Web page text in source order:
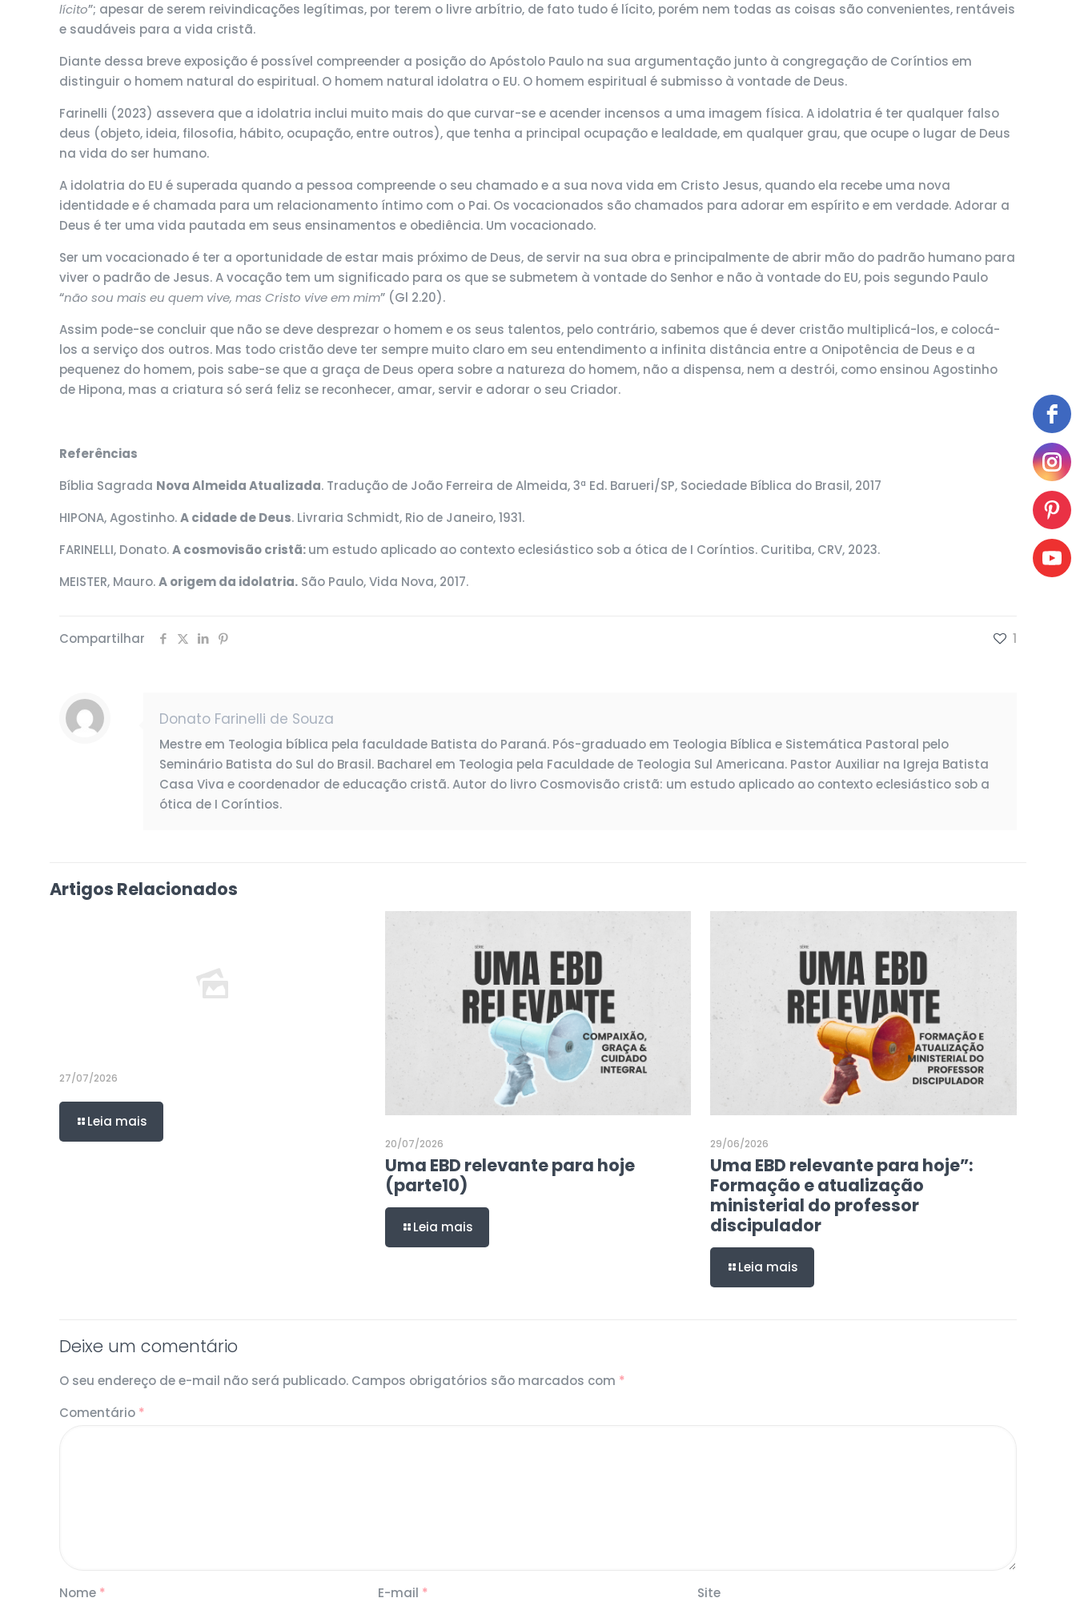
lícito”; apesar de serem reivindicações legítimas, por terem o livre arbítrio, de fato tudo é lícito, porém nem todas as coisas são convenientes, rentáveis
e saudáveis para a vida cristã.
Diante dessa breve exposição é possível compreender a posição do Apóstolo Paulo na sua argumentação junto à congregação de Coríntios em
distinguir o homem natural do espiritual. O homem natural idolatra o EU. O homem espiritual é submisso à vontade de Deus.
Farinelli (2023) assevera que a idolatria inclui muito mais do que curvar-se e acender incensos a uma imagem física. A idolatria é ter qualquer falso
deus (objeto, ideia, filosofia, hábito, ocupação, entre outros), que tenha a principal ocupação e lealdade, em qualquer grau, que ocupe o lugar de Deus
na vida do ser humano.
A idolatria do EU é superada quando a pessoa compreende o seu chamado e a sua nova vida em Cristo Jesus, quando ela recebe uma nova
identidade e é chamada para um relacionamento íntimo com o Pai. Os vocacionados são chamados para adorar em espírito e em verdade. Adorar a
Deus é ter uma vida pautada em seus ensinamentos e obediência. Um vocacionado.
Ser um vocacionado é ter a oportunidade de estar mais próximo de Deus, de servir na sua obra e principalmente de abrir mão do padrão humano para
viver o padrão de Jesus. A vocação tem um significado para os que se submetem à vontade do Senhor e não à vontade do EU, pois segundo Paulo
“não sou mais eu quem vive, mas Cristo vive em mim” (Gl 2.20).
Assim pode-se concluir que não se deve desprezar o homem e os seus talentos, pelo contrário, sabemos que é dever cristão multiplicá-los, e colocá-
los a serviço dos outros. Mas todo cristão deve ter sempre muito claro em seu entendimento a infinita distância entre a Onipotência de Deus e a
pequenez do homem, pois sabe-se que a graça de Deus opera sobre a natureza do homem, não a dispensa, nem a destrói, como ensinou Agostinho
de Hipona, mas a criatura só será feliz se reconhecer, amar, servir e adorar o seu Criador.
Referências
Bíblia Sagrada Nova Almeida Atualizada. Tradução de João Ferreira de Almeida, 3ª Ed. Barueri/SP, Sociedade Bíblica do Brasil, 2017
HIPONA, Agostinho.A cidade de Deus. Livraria Schmidt, Rio de Janeiro, 1931.
FARINELLI, Donato.A cosmovisão cristã:um estudo aplicado ao contexto eclesiástico sob a ótica de I Coríntios. Curitiba, CRV, 2023.
MEISTER, Mauro.A origem da idolatria. São Paulo, Vida Nova, 2017.
Compartilhar 1
Donato Farinelli de Souza
Mestre em Teologia bíblica pela faculdade Batista do Paraná. Pós-graduado em Teologia Bíblica e Sistemática Pastoral pelo
Seminário Batista do Sul do Brasil. Bacharel em Teologia pela Faculdade de Teologia Sul Americana. Pastor Auxiliar na Igreja Batista
Casa Viva e coordenador de educação cristã. Autor do livro Cosmovisão cristã: um estudo aplicado ao contexto eclesiástico sob a
ótica de I Coríntios.
Artigos Relacionados
27/07/2026
Leia mais
20/07/2026
Uma EBD relevante para hoje
(parte10)
Leia mais
29/06/2026
Uma EBD relevante para hoje”:
Formação e atualização
ministerial do professor
discipulador
Leia mais
Deixe um comentário
O seu endereço de e-mail não será publicado. Campos obrigatórios são marcados com *
Comentário *
Nome * E-mail * Site